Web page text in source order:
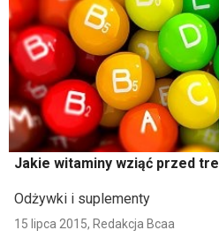
Jakie witaminy wziąć przed
Odżywki i suplementy
15 lipca 2015, Redakcja Bcaa